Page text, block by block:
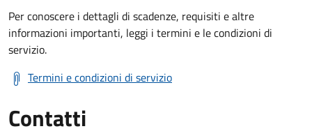
Per conoscere i dettagli di scadenze, requisiti e altre
informazioni importanti, leggi i termini e le condizioni di
servizio.
Termini e condizioni di servizio
Contatti